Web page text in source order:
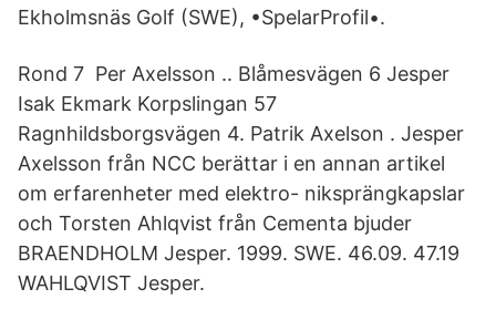
Ekholmsnäs Golf (SWE), •SpelarProfil•.
Rond 7 Per Axelsson .. Blåmesvägen 6 Jesper
Isak Ekmark Korpslingan 57
Ragnhildsborgsvägen 4. Patrik Axelson . Jesper
Axelsson från NCC berättar i en annan artikel
om erfarenheter med elektro- niksprängkapslar
och Torsten Ahlqvist från Cementa bjuder
BRAENDHOLM Jesper. 1999. SWE. 46.09. 47.19
WAHLQVIST Jesper.